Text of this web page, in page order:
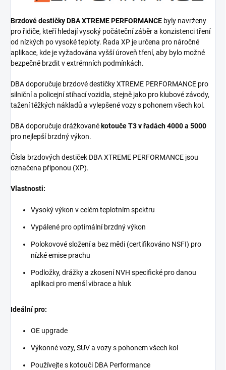
Brzdové destičky DBA XTREME PERFORMANCE byly navrženy
pro řidiče, kteří hledají vysoký počáteční záběr a konzistenci tření
od nízkých po vysoké teploty. Řada XP je určena pro náročné
aplikace, kde je vyžadována vyšší úroveň tření, aby bylo možné
bezpečně brzdit v extrémních podmínkách.
DBA doporučuje brzdové destičky XTREME PERFORMANCE pro
silniční a policejní stíhací vozidla, stejně jako pro klubové závody,
tažení těžkých nákladů a vylepšené vozy s pohonem všech kol.
DBA doporučuje drážkované kotouče T3 v řadách 4000 a 5000
pro nejlepší brzdný výkon.
Čísla brzdových destiček DBA XTREME PERFORMANCE jsou
označena příponou (XP).
Vlastnosti:
Vysoký výkon v celém teplotním spektru
Vypálené pro optimální brzdný výkon
Polokovové složení a bez mědi (certifikováno NSFI) pro
nízké emise prachu
Podložky, drážky a zkosení NVH specifické pro danou
aplikaci pro menší vibrace a hluk
Ideální pro:
OE upgrade
Výkonné vozy, SUV a vozy s pohonem všech kol
Používejte s kotouči DBA Performance